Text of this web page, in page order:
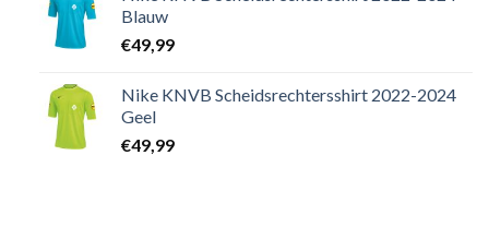
Blauw
€49,99
Nike KNVB Scheidsrechtersshirt 2022-2024
Geel
€49,99